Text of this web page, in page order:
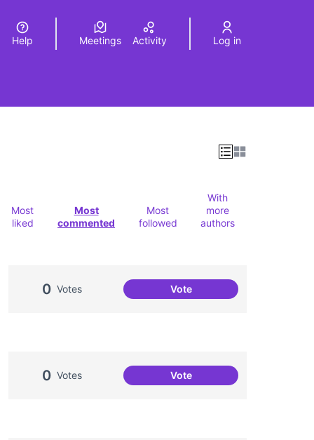
Elegir el idiomaChoose language
Help Meetings Activity Log in
Most
liked
Most
commented
Most
followed
With
more
authors
0 Votes VoteOci per a la gent jove
0 Votes VoteProjecte Xarxa Oberta de